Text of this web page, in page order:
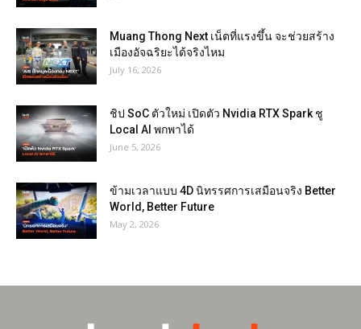
Muang Thong Next เน็ตที่แรงขึ้น จะช่วยสร้าง
เมืองอัจฉริยะได้จริงไหม
July 16, 2026
ชิป SoC ตัวใหม่ เปิดตัว Nvidia RTX Spark ชู
Local AI พกพาได้
June 5, 2026
ข้ามเวลาแบบ 4D นิทรรศการเสมือนจริง Better
World, Better Future
May 2, 2026